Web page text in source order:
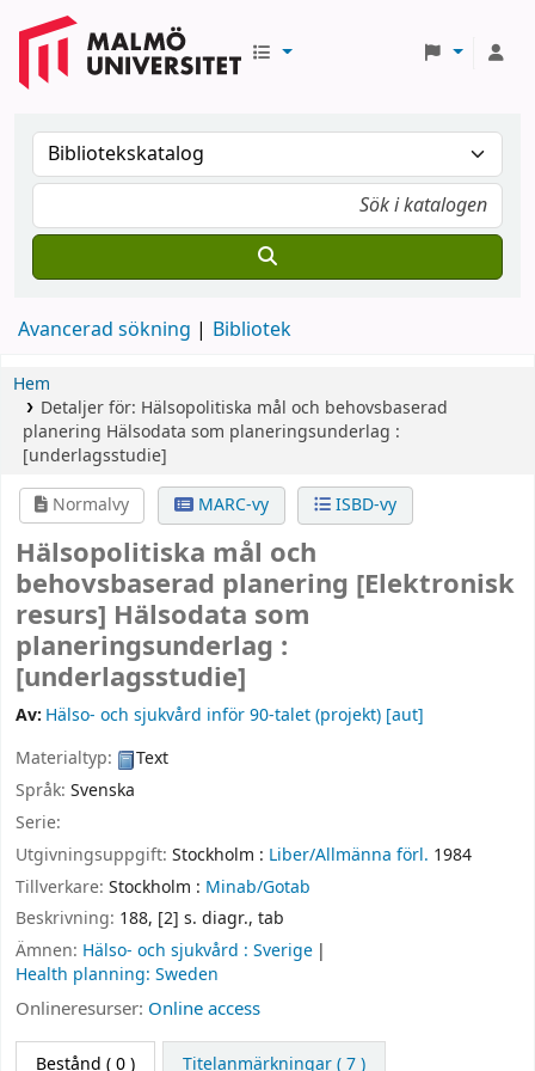
Avancerad sökning Bibliotek
Hem
Detaljer för: Hälsopolitiska mål och behovsbaserad
planering Hälsodata som planeringsunderlag :
[underlagsstudie]
Normalvy
MARC-vy ISBD-vy
Hälsopolitiska mål och
behovsbaserad planering [Elektronisk
resurs] Hälsodata som
planeringsunderlag :
[underlagsstudie]
Av: Hälso- och sjukvård inför 90-talet (projekt) [aut]
Materialtyp:
Text
Språk: Svenska
Serie:
Utgivningsuppgift: Stockholm : Liber/Allmänna förl. 1984
Tillverkare: Stockholm : Minab/Gotab
Beskrivning: 188, [2] s. diagr., tab
Ämnen: Hälso- och sjukvård : Sverige
Health planning: Sweden
Onlineresurser: Online access
Bestånd ( 0 ) Titelanmärkningar ( 7 )